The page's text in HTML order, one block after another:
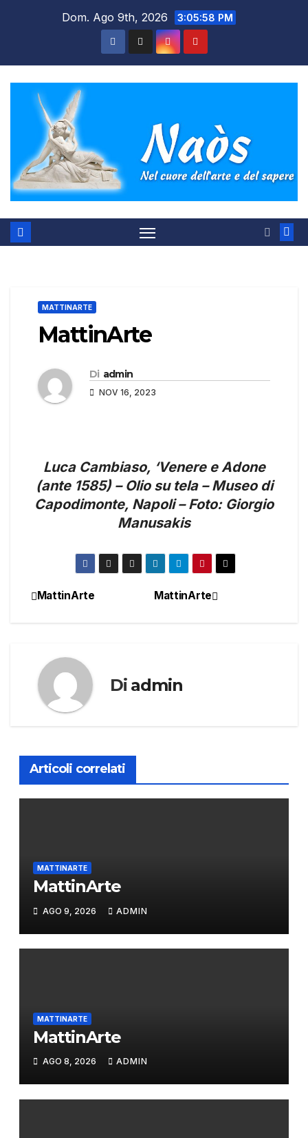
Dom. Ago 9th, 2026 3:05:59 PM
MATTINARTE
MattinArte
Di admin
NOV 16, 2023
Luca Cambiaso, ‘Venere e Adone
(ante 1585) – Olio su tela – Museo di
Capodimonte, Napoli – Foto: Giorgio
Manusakis
NavigazioneMattinArte
MattinArte
Di admin
Articoli correlati
MATTINARTE
MattinArte
AGO 9, 2026 ADMIN
MATTINARTE
MattinArte
AGO 8, 2026 ADMIN